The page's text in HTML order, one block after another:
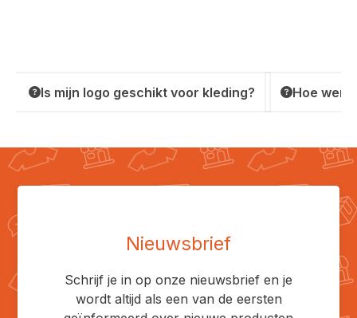
Is mijn logo geschikt voor kleding? Hoe
Nieuwsbrief
Schrijf je in op onze nieuwsbrief en je
wordt altijd als een van de eersten